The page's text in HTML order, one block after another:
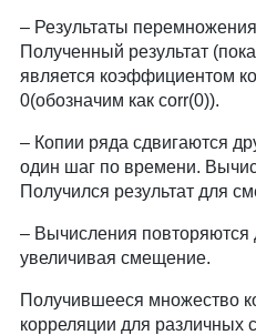
Результаты
Полученный результат
является коэффициентом
0(обозначим как corr(0)).
Копии ряда сдвигаются
один шаг по времени.
Получился результат для
Вычисления
увеличивая смещение.
Получившееся множество
корреляции для различных